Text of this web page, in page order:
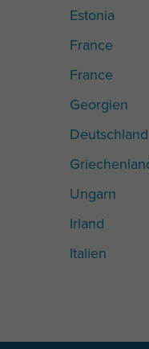
Estonia
France
France
Georgien
Deutschland
Ungarn
Irland
Italien